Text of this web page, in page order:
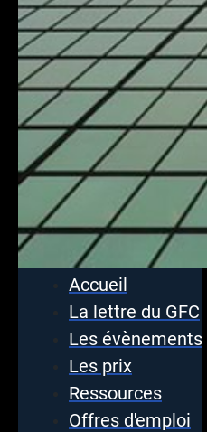
Accueil
La lettre du GFC
Les évènements
Les prix
Ressources
Offres d'emploi